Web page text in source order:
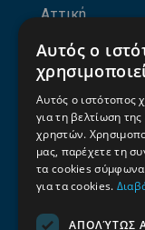
Αττική
Θεσσαλία
Ηρώων
Επαγγελματικός
Emails
Contacts
Αυτός ο
Αυτός ο ιστότοπος
για τη βελτίωση
χρηστών.
μας, παρέχετε τη
τα cookies σύμφωνα
για τα cookies.
ΑΠΟΛΎΤΩΣ